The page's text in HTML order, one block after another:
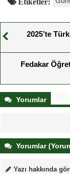
2025’te
Fedakar
Yorumlar
Yorumlar
Yazı hakkında